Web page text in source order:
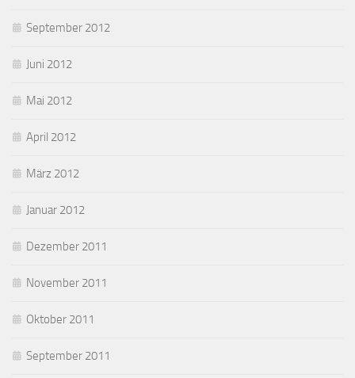
September 2012
Juni 2012
Mai 2012
April 2012
März 2012
Januar 2012
Dezember 2011
November 2011
Oktober 2011
September 2011